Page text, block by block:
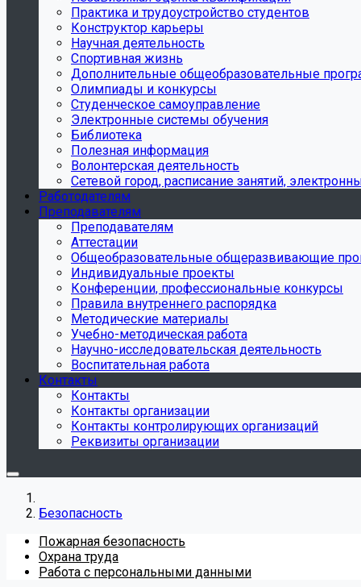
Практика и трудоустройство студентов
Конструктор карьеры
Научная деятельность
Спортивная жизнь
Дополнительные общеобразовательные
Олимпиады и конкурсы
Студенческое самоуправление
Электронные системы обучения
Библиотека
Полезная информация
Волонтерская деятельность
Сетевой город, расписание занятий,
Работодателям
Преподавателям
Преподавателям
Аттестации
Общеобразовательные общеразвивающие
Индивидуальные проекты
Конференции, профессиональные конкурсы
Правила внутреннего распорядка
Методические материалы
Учебно-методическая работа
Научно-исследовательская деятельность
Воспитательная работа
Контакты
Контакты
Контакты организации
Контакты контролирующих организаций
Реквизиты организации
Безопасность
Пожарная безопасность
Охрана труда
Работа с персональными данными